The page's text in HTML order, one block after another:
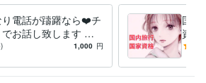
/ 秘書 経験年数 : 10年
/ 講師・インストラクター
/ 公務員
経験年数 : 2年
/ その他 経験年数 : 20年
り電話が躊躇なら❤️チ
でお話し致します 社
と☪️トークルームでチ
1,000 円
国内
資格
内旅
策で